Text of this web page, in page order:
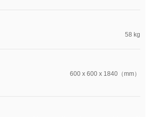
58 kg
600 x 600 x 1840（mm）